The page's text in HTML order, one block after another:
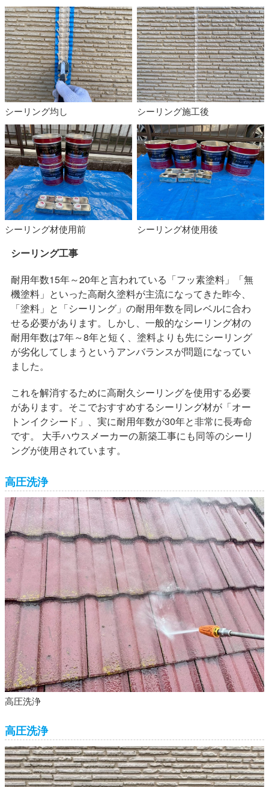
シーリング均し シーリング施工後
シーリング材使用前 シーリング材使用後
シーリング工事
耐用年数15年～20年と言われている「フッ素塗料」「無
機塗料」といった高耐久塗料が主流になってきた昨今、
「塗料」と「シーリング」の耐用年数を同レベルに合わ
せる必要があります。しかし、一般的なシーリング材の
耐用年数は7年～8年と短く、塗料よりも先にシーリング
が劣化してしまうというアンバランスが問題になってい
ました。
これを解消するために高耐久シーリングを使用する必要
があります。そこでおすすめするシーリング材が「オー
トンイクシード」、実に耐用年数が30年と非常に長寿命
です。 大手ハウスメーカーの新築工事にも同等のシーリ
ングが使用されています。
高圧洗浄
高圧洗浄
高圧洗浄